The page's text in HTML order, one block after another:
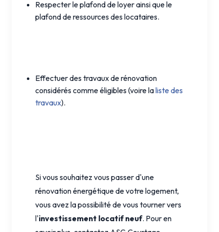
Respecter le plafond de loyer ainsi que le
plafond de ressources des locataires.
Effectuer des travaux de rénovation
considérés comme éligibles (voire laliste des
travaux).
Si vous souhaitez vous passer d'une
rénovation énergétique de votre logement,
vous avez la possibilité de vous tourner vers
l'investissement locatif neuf. Pour en